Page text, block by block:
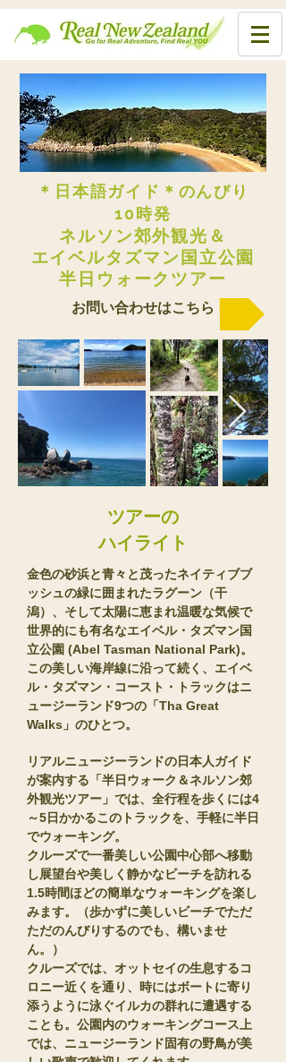
＊日本語ガイド＊ のんびり
10時発
ネルソン郊外観光＆
エイベルタズマン ​国立公園
半日 ウォークツアー
お問い合わせはこちら
​ツアーの
ハイライト
金色の砂浜と青々と茂ったネイティブブ
ッシュの緑に囲まれたラグーン（干
潟）、そして太陽に恵まれ温暖な気候で
世界的にも有名なエイベル・タズマン国
立公園 (Abel Tasman National Park)。
この美しい海岸線に沿って続く、エイベ
ル・タズマン・コースト・トラックはニ
ュージーランド9つの「Tha Great
Walks」のひとつ。
リアルニュージーランドの日本人ガイド
が案内する「半日ウォーク＆ネルソン郊
外観光ツアー」では、
全行程を歩くには4
～5日かかるこのトラックを、手軽に半日
でウォーキング。
クルーズで一番美しい公園中心部へ移動
し展望台や美しく静かなビーチを訪れる
1.5時間ほどの簡単なウォーキングを楽し
みます。（歩かずに美しいビーチでただ
ただのんびりするのでも、構いませ
ん。）
クルーズでは、オットセイの生息するコ
ロニー近くを通り、時にはボートに寄り
添うように泳ぐイルカの群れに遭遇する
ことも。公園内のウォーキングコース上
では、ニュージーランド固有の野鳥が美